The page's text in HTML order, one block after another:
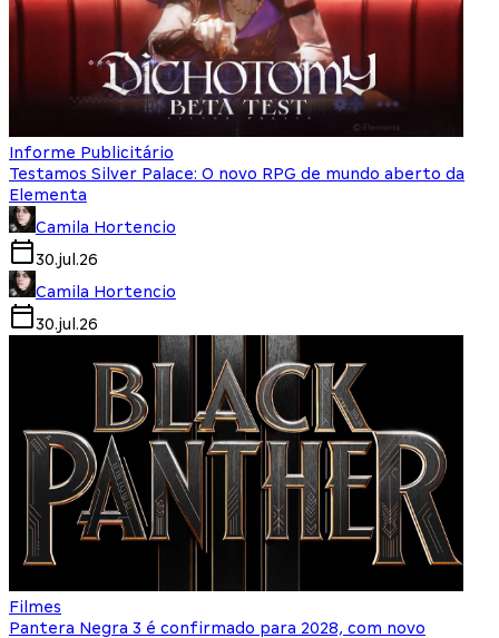
Informe Publicitário
Testamos Silver Palace: O novo RPG de mundo aberto da
Elementa
Camila Hortencio
30.jul.26
Camila Hortencio
30.jul.26
Filmes
Pantera Negra 3 é confirmado para 2028, com novo